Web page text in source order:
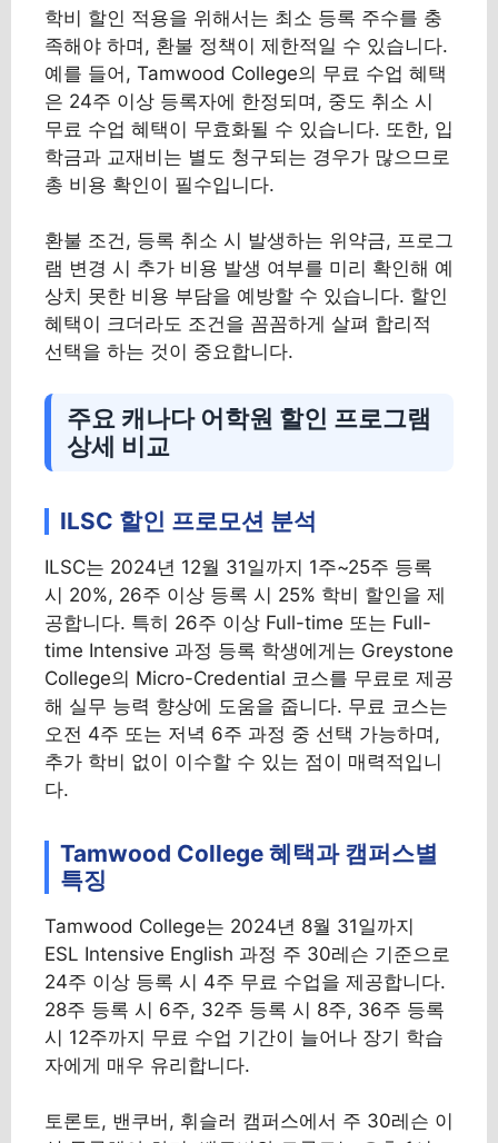
학비 할인 적용을 위해서는 최소 등록 주수를 충
족해야 하며, 환불 정책이 제한적일 수 있습니다.
예를 들어, Tamwood College의 무료 수업 혜택
은 24주 이상 등록자에 한정되며, 중도 취소 시
무료 수업 혜택이 무효화될 수 있습니다. 또한, 입
학금과 교재비는 별도 청구되는 경우가 많으므로
총 비용 확인이 필수입니다.
환불 조건, 등록 취소 시 발생하는 위약금, 프로그
램 변경 시 추가 비용 발생 여부를 미리 확인해 예
상치 못한 비용 부담을 예방할 수 있습니다. 할인
혜택이 크더라도 조건을 꼼꼼하게 살펴 합리적
선택을 하는 것이 중요합니다.
주요 캐나다 어학원 할인 프로그램
상세 비교
ILSC 할인 프로모션 분석
ILSC는 2024년 12월 31일까지 1주~25주 등록
시 20%, 26주 이상 등록 시 25% 학비 할인을 제
공합니다. 특히 26주 이상 Full-time 또는 Full-
time Intensive 과정 등록 학생에게는 Greystone
College의 Micro-Credential 코스를 무료로 제공
해 실무 능력 향상에 도움을 줍니다. 무료 코스는
오전 4주 또는 저녁 6주 과정 중 선택 가능하며,
추가 학비 없이 이수할 수 있는 점이 매력적입니
다.
Tamwood College 혜택과 캠퍼스별
특징
Tamwood College는 2024년 8월 31일까지
ESL Intensive English 과정 주 30레슨 기준으로
24주 이상 등록 시 4주 무료 수업을 제공합니다.
28주 등록 시 6주, 32주 등록 시 8주, 36주 등록
시 12주까지 무료 수업 기간이 늘어나 장기 학습
자에게 매우 유리합니다.
토론토, 밴쿠버, 휘슬러 캠퍼스에서 주 30레슨 이